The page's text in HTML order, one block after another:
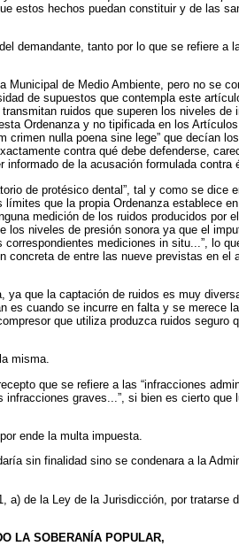
estos hechos puedan constituir y de las
demandante, tanto por lo que se refiere a
de Medio Ambiente, pero no se
de supuestos que contempla este
ruidos que superen los niveles de
Ordenanza y no tipificada en los
crimen nulla poena sine lege” que decían
contra qué debe defenderse,
informado de la acusación formulada contra
de protésico dental”, tal y como se dice
que la propia Ordenanza establece
medición de los ruidos producidos por
niveles de presión sonora ya que el
mediciones in situ...”, lo
concreta de entre las nueve previstas en el
que la captación de ruidos es muy
cuando se incurre en falta y se merece
que utiliza produzca ruidos seguro
misma.
que se refiere a las “infracciones
graves...”, si bien es cierto que
ende la multa impuesta.
sin finalidad sino se condenara a la
a) de la Ley de la Jurisdicción, por tratarse
LA SOBERANÍA POPULAR,